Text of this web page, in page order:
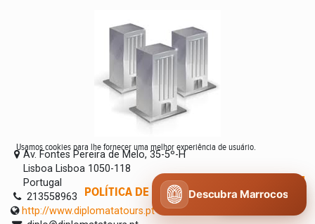
Av. Fontes Pereira de Melo, 35-5º-H
Lisboa Lisboa 1050-118
Portugal
213558963
http://www.diplomatatours.pt
Usamos cookies para lhe fornecer uma melhor experiência de usuário.
POLÍTICA DE COOKIES CONCORDO
Descubra Marrocos